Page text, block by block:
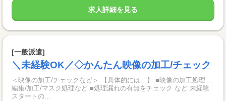
求人詳細を見る
[一般派遣]
＼未経験OK／◇かんたん映像の加工/チェック
＜映像の加工/チェックなど＞ 【具体的には…】 ■映像の加工処理 …
編集/加工/マスク処理など ■処理漏れの有無をチェック など 未経験
スタートの...